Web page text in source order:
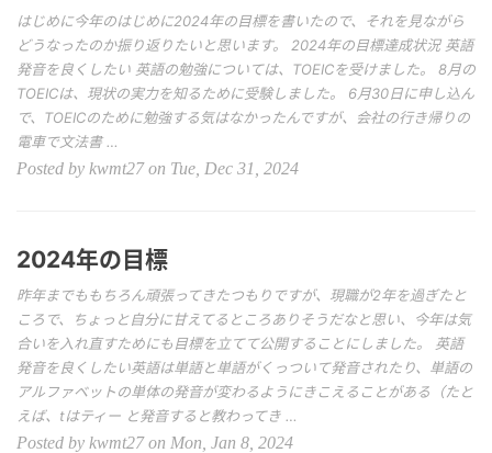
はじめに今年のはじめに2024年の目標を書いたので、それを見ながら
どうなったのか振り返りたいと思います。 2024年の目標達成状況 英語
発音を良くしたい 英語の勉強については、TOEICを受けました。 8月の
TOEICは、現状の実力を知るために受験しました。 6月30日に申し込ん
で、TOEICのために勉強する気はなかったんですが、会社の行き帰りの
電車で文法書 …
Posted by kwmt27 on Tue, Dec 31, 2024
2024年の目標
昨年までももちろん頑張ってきたつもりですが、現職が2年を過ぎたと
ころで、ちょっと自分に甘えてるところありそうだなと思い、今年は気
合いを入れ直すためにも目標を立てて公開することにしました。 英語
発音を良くしたい英語は単語と単語がくっついて発音されたり、単語の
アルファベットの単体の発音が変わるようにきこえることがある（たと
えば、tはティー と発音すると教わってき …
Posted by kwmt27 on Mon, Jan 8, 2024